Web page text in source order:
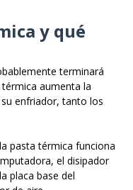
y qué
terminará
aumenta la
enfriador, tanto los
pasta térmica funciona
el disipador
placa base del